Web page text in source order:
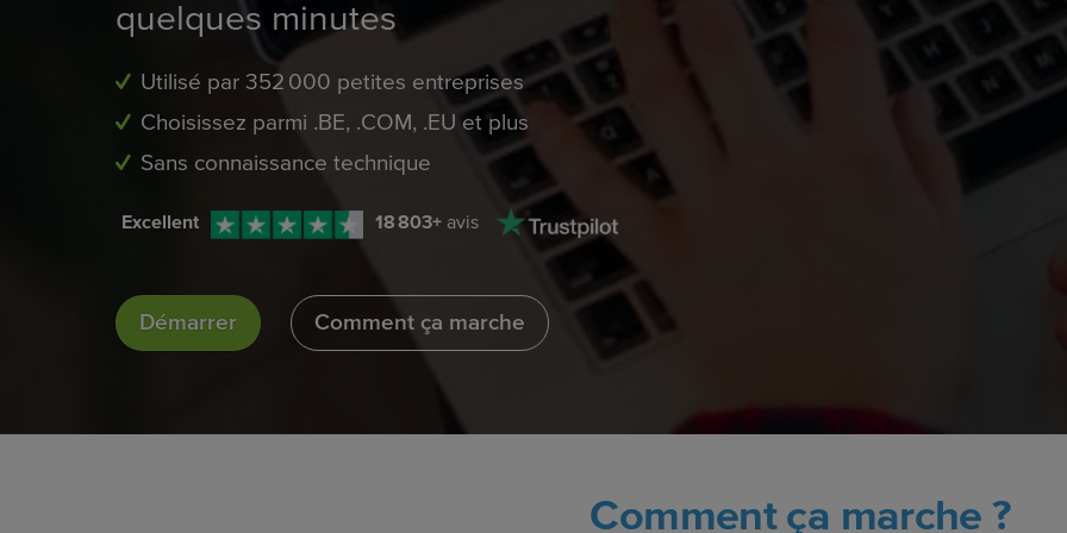
quelques minutes
Utilisé par 352 000 petites entreprises
Choisissez parmi .BE, .COM, .EU et plus
Sans connaissance technique
Excellent 18 803+ avis
Démarrer Comment ça marche
Comment ça marche ?